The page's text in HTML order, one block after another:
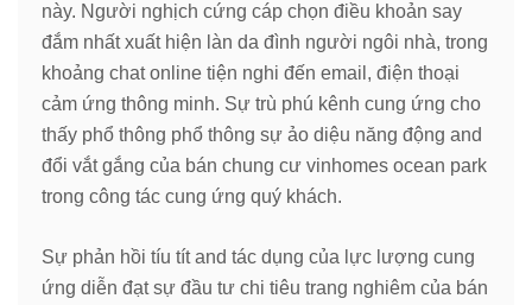
này. Người nghịch cứng cáp chọn điều khoản say
đắm nhất xuất hiện làn da đình người ngôi nhà, trong
khoảng chat online tiện nghi đến email, điện thoại
cảm ứng thông minh. Sự trù phú kênh cung ứng cho
thấy phổ thông phổ thông sự ảo diệu năng động and
đổi vắt gắng của bán chung cư vinhomes ocean park
trong công tác cung ứng quý khách.
Sự phản hồi tíu tít and tác dụng của lực lượng cung
ứng diễn đạt sự đầu tư chi tiêu trang nghiêm của bán